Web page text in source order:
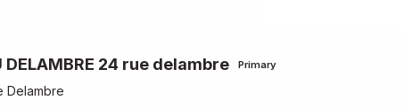
DELAMBRE 24 rue delambre Primary
Delambre